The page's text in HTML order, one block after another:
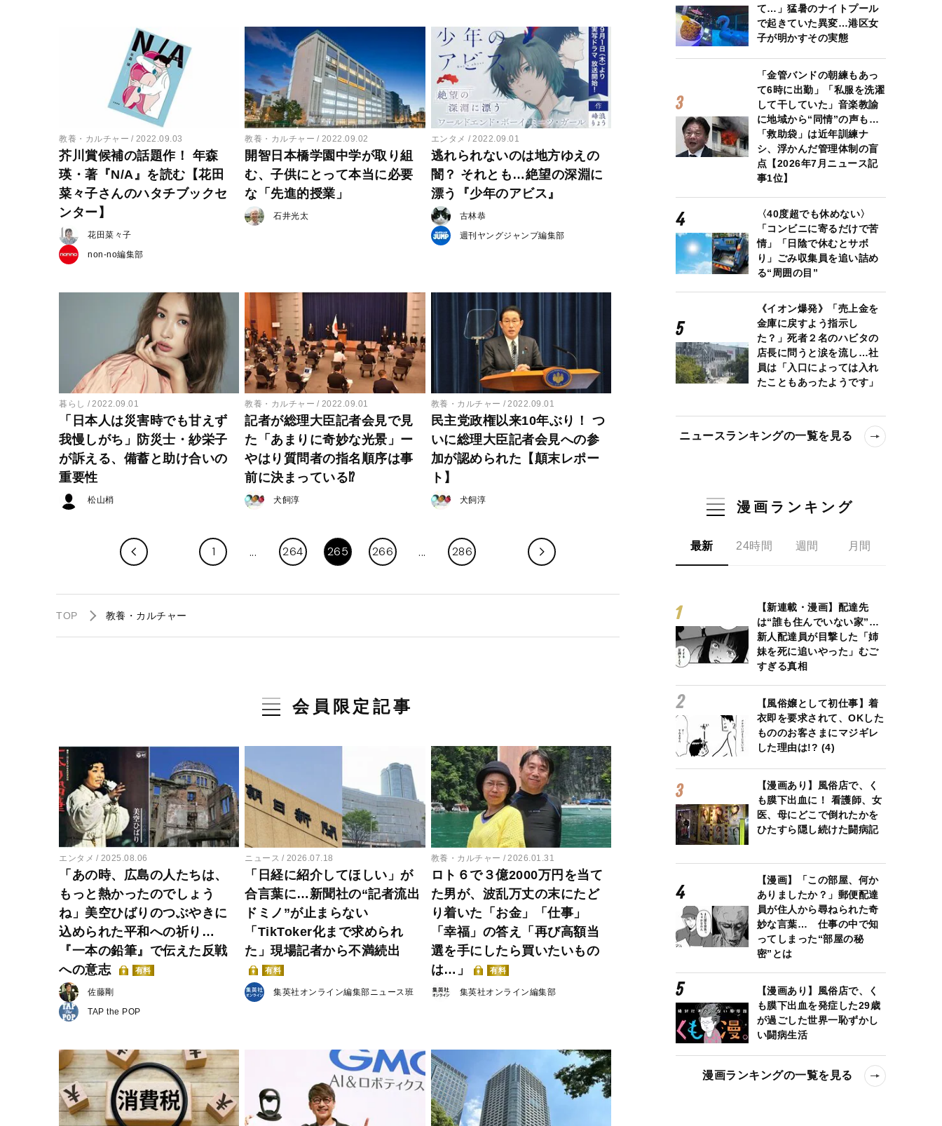
教養・カルチャー 2022.09.03
芥川賞候補の話題作！ 年森
瑛・著『N/A』を読む【花田
菜々子さんのハタチブックセ
ンター】
花田菜々子
non-no編集部
教養・カルチャー 2022.09.02
開智日本橋学園中学が取り組
む、子供にとって本当に必要
な「先進的授業」
石井光太
エンタメ 2022.09.01
逃れられないのは地方ゆえの
闇？ それとも…絶望の深淵に
漂う『少年のアビス』
古林恭
週刊ヤングジャンプ編集部
暮らし 2022.09.01
「日本人は災害時でも甘えず
我慢しがち」防災士・紗栄子
が訴える、備蓄と助け合いの
重要性
松山梢
教養・カルチャー 2022.09.01
記者が総理大臣記者会見で見
た「あまりに奇妙な光景」ー
やはり質問者の指名順序は事
前に決まっている⁉
犬飼淳
教養・カルチャー 2022.09.01
民主党政権以来10年ぶり！ つ
いに総理大臣記者会見への参
加が認められた【顛末レポー
ト】
犬飼淳
1 264 265 266 286
TOP 教養・カルチャー
会員限定記事
エンタメ 2025.08.06
「あの時、広島の人たちは、
もっと熱かったのでしょう
ね」美空ひばりのつぶやきに
込められた平和への祈り…
『一本の鉛筆』で伝えた反戦
への意志
有料
佐藤剛
TAP the POP
ニュース 2026.07.18
「日経に紹介してほしい」が
合言葉に…新聞社の“記者流出
ドミノ”が止まらない
「TikToker化まで求められ
た」現場記者から不満続出
有料
集英社オンライン編集部ニュース班
教養・カルチャー 2026.01.31
ロト６で３億2000万円を当て
た男が、波乱万丈の末にたど
り着いた「お金」「仕事」
「幸福」の答え「再び高額当
選を手にしたら買いたいもの
は…」
有料
集英社オンライン編集部
て…」猛暑のナイトプール
で起きていた異変…港区女
子が明かすその実態
「金管バンドの朝練もあっ
て6時に出勤」「私服を洗濯
して干していた」音楽教諭
に地域から“同情”の声も…
「救助袋」は近年訓練ナ
シ、浮かんだ管理体制の盲
点【2026年7月ニュース記
事1位】
〈40度超でも休めない〉
「コンビニに寄るだけで苦
情」「日陰で休むとサボ
り」ごみ収集員を追い詰め
る“周囲の目”
《イオン爆発》「売上金を
金庫に戻すよう指示し
た？」死者２名のハビタの
店長に問うと涙を流し…社
員は「入口によっては入れ
たこともあったようです」
ニュースランキングの一覧を見る
漫画ランキング
最新 24時間 週間 月間
【新連載・漫画】配達先
は“誰も住んでいない家”…
新人配達員が目撃した「姉
妹を死に追いやった」むご
すぎる真相
【風俗嬢として初仕事】着
衣即を要求されて、OKした
もののお客さまにマジギレ
した理由は!? (4)
【漫画あり】風俗店で、く
も膜下出血に！ 看護師、女
医、母にどこで倒れたかを
ひたすら隠し続けた闘病記
【漫画】「この部屋、何か
ありましたか？」郵便配達
員が住人から尋ねられた奇
妙な言葉… 仕事の中で知
ってしまった“部屋の秘
密”とは
【漫画あり】風俗店で、く
も膜下出血を発症した29歳
が過ごした世界一恥ずかし
い闘病生活
漫画ランキングの一覧を見る